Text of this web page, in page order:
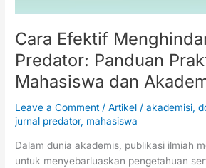
Cara Efektif
Predator: Panduan
Mahasiswa dan
Leave a Comment /Artikel /akademisi ,
jurnal predator, mahasiswa
Dalam dunia akademis, publikasi ilmiah
untuk menyebarluaskan pengetahuan
Akademisi